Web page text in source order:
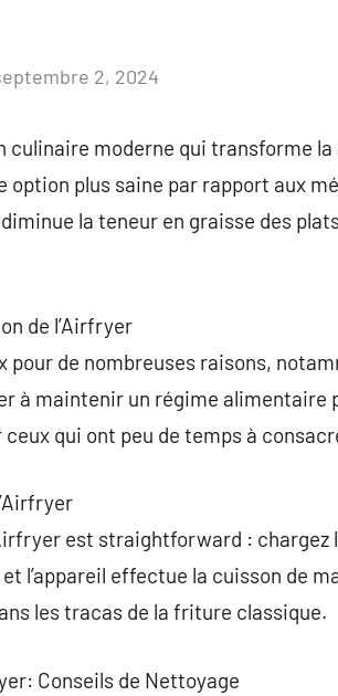
2, 2024
culinaire moderne qui transforme
option plus saine par rapport aux
la teneur en graisse des
de l’Airfryer
pour de nombreuses raisons,
à maintenir un régime alimentaire
qui ont peu de temps à
est straightforward : chargez
l’appareil effectue la cuisson de
les tracas de la friture classique.
Conseils de Nettoyage